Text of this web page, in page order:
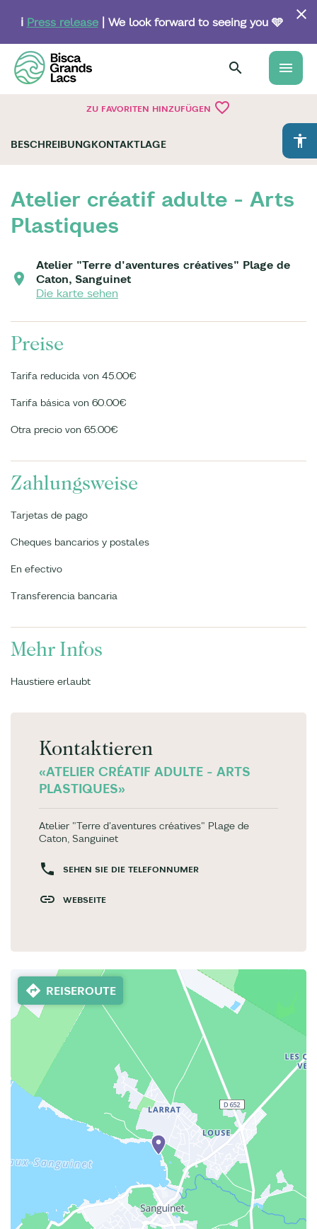
content
ℹ️ Press release| We look forward to seeing you 🩵
menu
ZU FAVORITEN HINZUFÜGEN favorite_border
accessibility
BESCHREIBUNGKONTAKTLAGE
Atelier créatif adulte - Arts
Plastiques
Atelier "Terre d'aventures créatives" Plage de
Caton, Sanguinet
Die karte sehen
Preise
Tarifa reducida von 45.00€
Tarifa básica von 60.00€
Otra precio von 65.00€
Zahlungsweise
Tarjetas de pago
Cheques bancarios y postales
En efectivo
Transferencia bancaria
Mehr Infos
Haustiere erlaubt
Kontaktieren
«ATELIER CRÉATIF ADULTE - ARTS
PLASTIQUES»
Atelier "Terre d'aventures créatives" Plage de
Caton, Sanguinet
SEHEN SIE DIE TELEFONNUMER
WEBSEITE
REISEROUTE